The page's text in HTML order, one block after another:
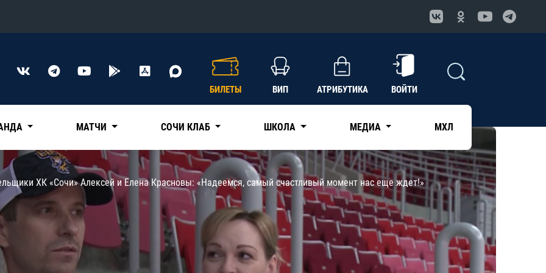
Конференция «Восток»
Нефтехимик
Трактор
Дивизион Чернышева
Авангард
Адмирал
КХЛ
БИЛЕТЫ ВИП АТРИБУТИКА ВОЙТИ
МАТЧИ СОЧИ КЛАБ ШКОЛА МЕДИА МХЛ
ХК «Сочи» Алексей и Елена Красновы: «Надеемся, самый счастливый момент нас еще ждет!»